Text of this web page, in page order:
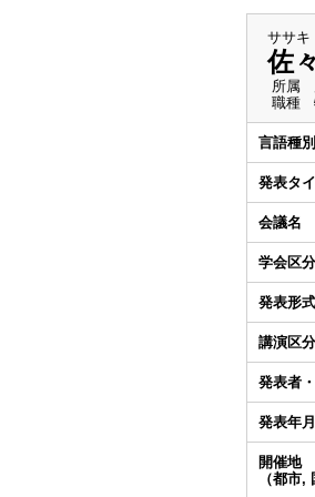
ササ
佐
所属
職種
言語種別
発表タ
会議名
学会区分
発表形式
講演区分
発表者
発表年
開催地
（都市,